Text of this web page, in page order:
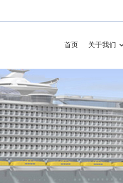
首页 关于我们